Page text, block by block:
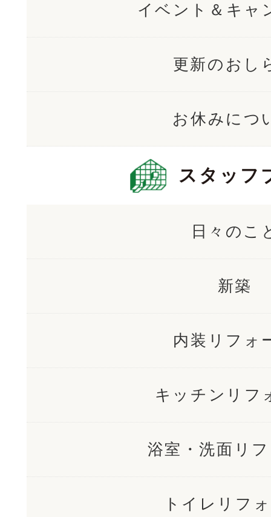
イベント＆キャ
更新のおし
お休みにつ
スタッフ
日々のこ
新築
内装リフォ
キッチンリフ
浴室・洗面リ
トイレリフ